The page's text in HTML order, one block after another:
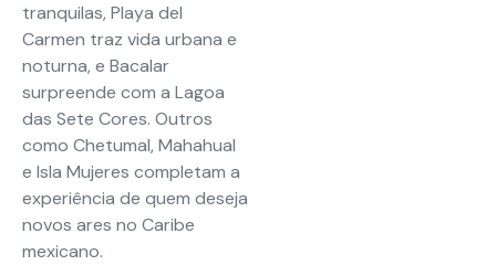
tranquilas, Playa del
Carmen traz vida urbana e
noturna, e Bacalar
surpreende com a Lagoa
das Sete Cores. Outros
como Chetumal, Mahahual
e Isla Mujeres completam a
experiência de quem deseja
novos ares no Caribe
mexicano.